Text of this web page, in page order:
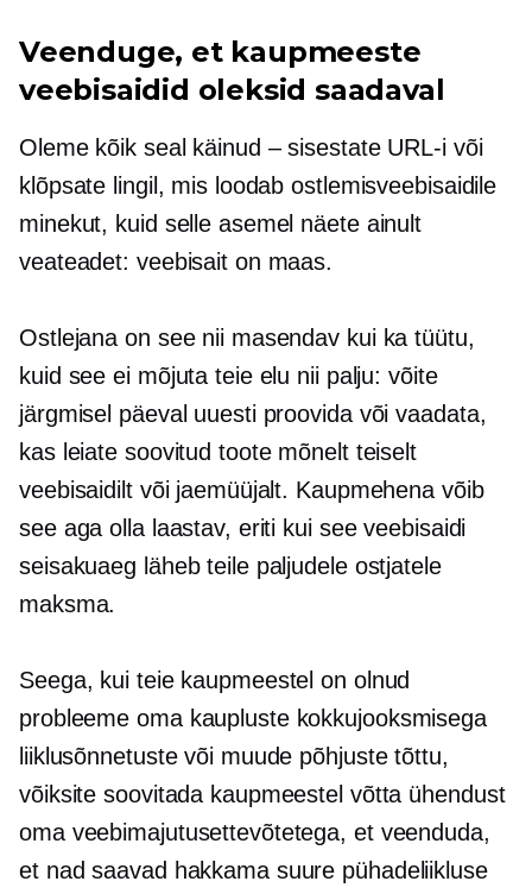
Veenduge, et kaupmeeste
veebisaidid oleksid saadaval
Oleme kõik seal käinud – sisestate URL-i või
klõpsate lingil, mis loodab ostlemisveebisaidile
minekut, kuid selle asemel näete ainult
veateadet: veebisait on maas.
Ostlejana on see nii masendav kui ka tüütu,
kuid see ei mõjuta teie elu nii palju: võite
järgmisel päeval uuesti proovida või vaadata,
kas leiate soovitud toote mõnelt teiselt
veebisaidilt või jaemüüjalt. Kaupmehena võib
see aga olla laastav, eriti kui see veebisaidi
seisakuaeg läheb teile paljudele ostjatele
maksma.
Seega, kui teie kaupmeestel on olnud
probleeme oma kaupluste kokkujooksmisega
liiklusõnnetuste või muude põhjuste tõttu,
võiksite soovitada kaupmeestel võtta ühendust
oma veebimajutusettevõtetega, et veenduda,
et nad saavad hakkama suure pühadeliikluse